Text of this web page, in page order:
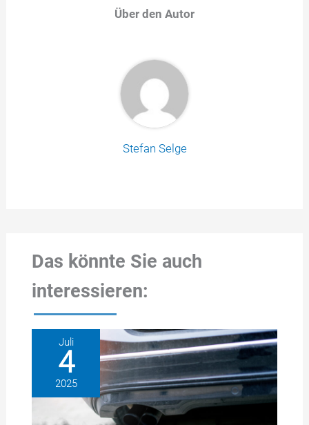
Über den Autor
Stefan Selge
Das könnte Sie auch
interessieren:
Juli
4
2025